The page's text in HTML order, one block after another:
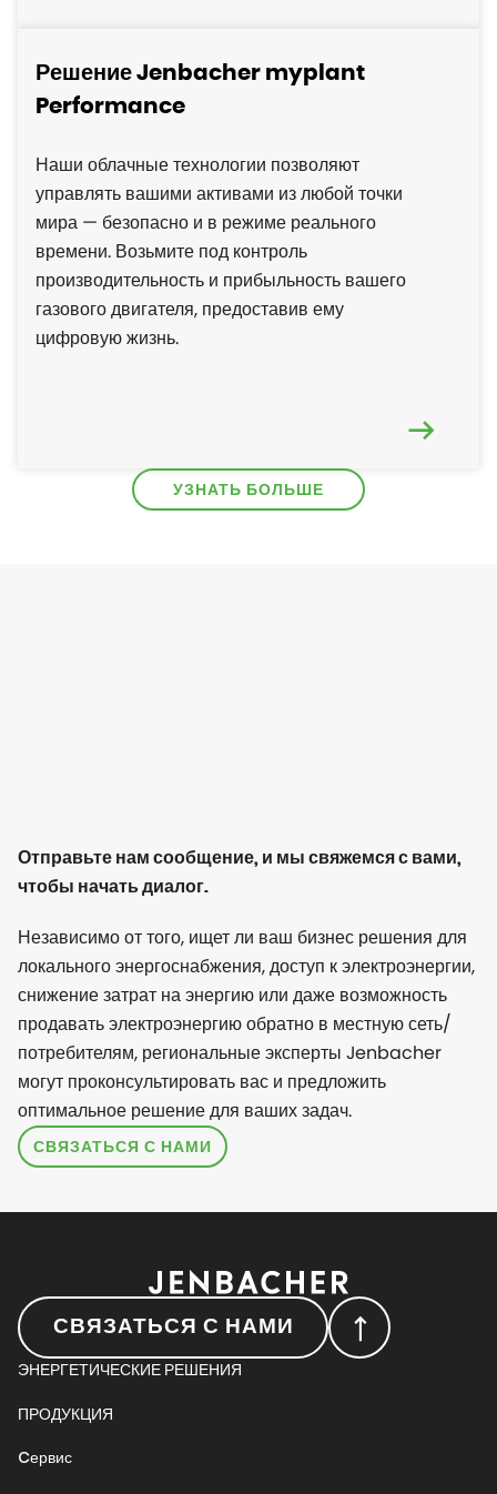
Решение Jenbacher myplant
Performance
Наши облачные технологии позволяют
управлять вашими активами из любой точки
мира — безопасно и в режиме реального
времени. Возьмите под контроль
производительность и прибыльность вашего
газового двигателя, предоставив ему
цифровую жизнь.
УЗНАТЬ БОЛЬШЕ
Отправьте нам сообщение, и мы свяжемся с вами,
чтобы начать диалог.
Независимо от того, ищет ли ваш бизнес решения для
локального энергоснабжения, доступ к электроэнергии,
снижение затрат на энергию или даже возможность
продавать электроэнергию обратно в местную сеть/
потребителям, региональные эксперты Jenbacher
могут проконсультировать вас и предложить
оптимальное решение для ваших задач.
СВЯЗАТЬСЯ С НАМИ
СВЯЗАТЬСЯ С НАМИ
ЭНЕРГЕТИЧЕСКИЕ РЕШЕНИЯ
ПРОДУКЦИЯ
Cервис